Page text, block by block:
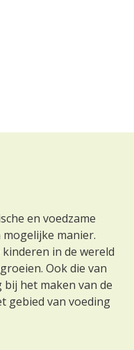
en voedzame
manier.
in de wereld
Ook die van
het maken van de
gebied van voeding